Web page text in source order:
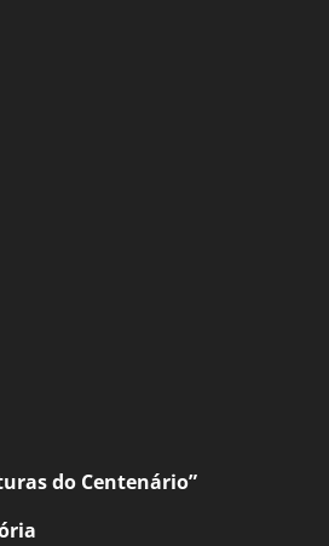
do Centenário”